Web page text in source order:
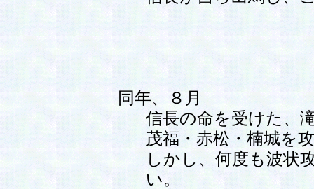
同年、８月
信長の命を受けた、
茂福・赤松・楠城を
しかし、何度も波状
い。